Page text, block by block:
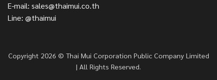
E-mail: sales@thaimui.co.th
Line: @thaimui
Copyright 2026 © Thai Mui Corporation Public Company Limited
| All Rights Reserved.